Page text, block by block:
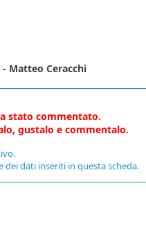
- Matteo Ceracchi
stato commentato.
gustalo e commentalo.
dati inseriti in questa scheda.